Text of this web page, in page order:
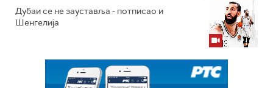
Дубаи се не зауставља - потписао и
Шенгелија